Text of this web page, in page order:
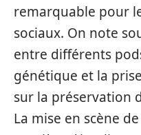
remarquable pour
sociaux. On note
entre différents
génétique et la
sur la préservation
La mise en scène